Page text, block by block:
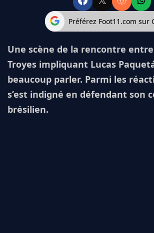
Préférez Foot11.com sur
Une scène de la rencontre
Troyes impliquant Lucas
beaucoup parler. Parmi les
s’est indigné en défendant son
brésilien.